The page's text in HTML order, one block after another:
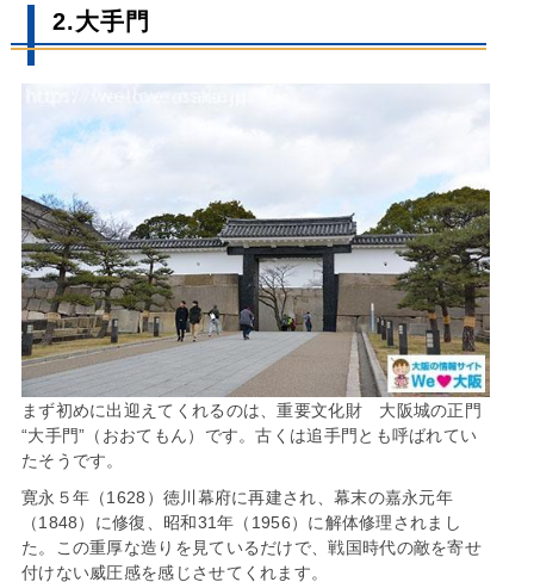
2.大手門
まず初めに出迎えてくれるのは、重要文化財 大阪城の正門
“大手門”（おおてもん）です。古くは追手門とも呼ばれてい
たそうです。
寛永５年（1628）徳川幕府に再建され、幕末の嘉永元年
（1848）に修復、昭和31年（1956）に解体修理されまし
た。この重厚な造りを見ているだけで、戦国時代の敵を寄せ
付けない威圧感を感じさせてくれます。